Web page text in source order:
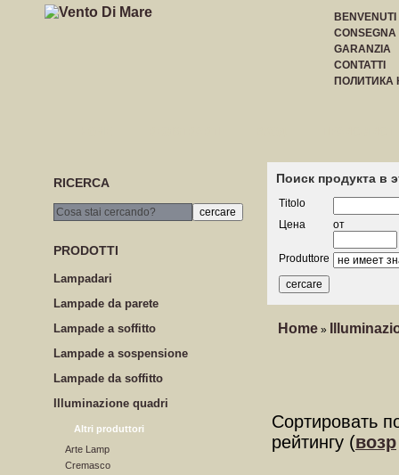
CONSEGNA
GARANZIA
CONTATTI
RICERCA
PRODOTTI
Lampadari
Lampade da parete
Lampade a soffitto
Lampade a sospensione
Lampade da soffitto
Illuminazione quadri
Altri produttori
Arte Lamp
Cremasco
Поиск продукта в
Titolo
Цена
от
Produttore
Home »
Сортировать
рейтингу (возр